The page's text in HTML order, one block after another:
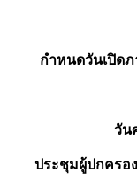
กำหนดวันเปิดภ
วัน
ประชุมผู้ปกครอ